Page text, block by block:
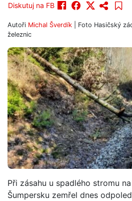
Diskutuj na FB
Autoři Michal Šverdík | Foto Hasičský
železnic
Při zásahu u spadlého stromu
Šumpersku zemřel dnes